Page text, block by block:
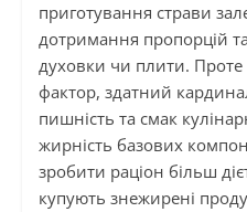
приготування страви
дотримання пропорцій
духовки чи плити. Проте
фактор, здатний
пишність та смак
жирність базових
зробити раціон більш
купують знежирені